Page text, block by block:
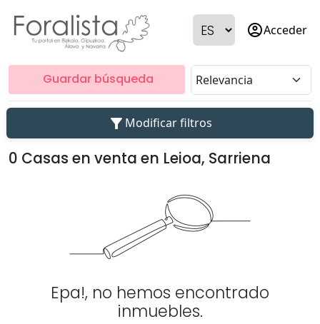
account_circleAcceder
Guardar búsqueda
filter_alt Modificar filtros
0 Casas en venta en Leioa, Sarriena
Epa!, no hemos encontrado
inmuebles.